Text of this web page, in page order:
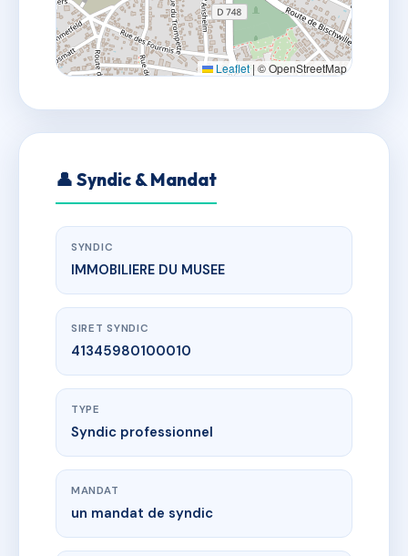
Leaflet | © OpenStreetMap
👤 Syndic & Mandat
SYNDIC
IMMOBILIERE DU MUSEE
SIRET SYNDIC
41345980100010
TYPE
Syndic professionnel
MANDAT
un mandat de syndic